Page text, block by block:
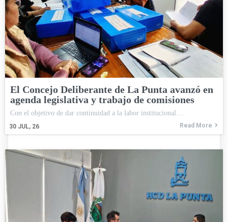
El Concejo Deliberante de La Punta avanzó en
agenda legislativa y trabajo de comisiones
30 JUL, 26
Con el objetivo de dar continuidad a la labor institucional…
Read More